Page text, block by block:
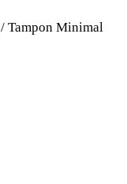
/ Tampon Minimal